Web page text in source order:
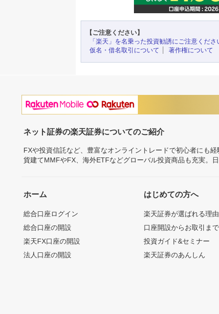
【ご注意ください】
「楽天」を名乗った投資勧誘にご注意くださ
仮名・借名取引について
著作権について
ネット証券の楽天証券についてのご紹介
FXや投資信託など、豊富なオンライントレードで初心者にも
貨建てMMFやFX、海外ETFなどグローバル投資商品も充実。
ホーム
総合口座ログイン
総合口座の開設
楽天FX口座の開設
法人口座の開設
はじめての方へ
楽天証券が選ばれる理由
口座開設からお取引ま
投資ガイド&セミナー
楽天証券のあんしん